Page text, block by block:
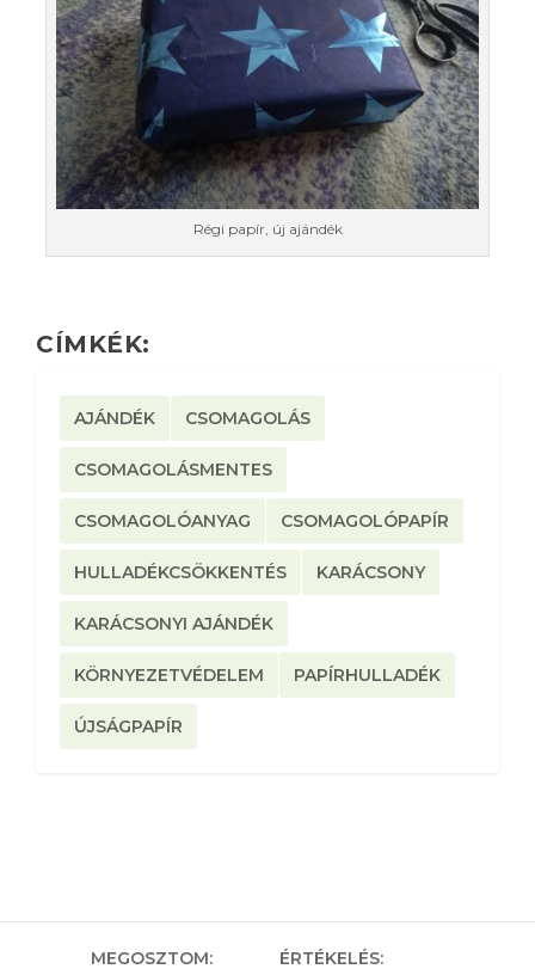
Régi papír, új ajándék
CÍMKÉK:
AJÁNDÉK CSOMAGOLÁS
CSOMAGOLÁSMENTES
CSOMAGOLÓANYAG CSOMAGOLÓPAPÍR
HULLADÉKCSÖKKENTÉS KARÁCSONY
KARÁCSONYI AJÁNDÉK
KÖRNYEZETVÉDELEM PAPÍRHULLADÉK
ÚJSÁGPAPÍR
MEGOSZTOM: ÉRTÉKELÉS: